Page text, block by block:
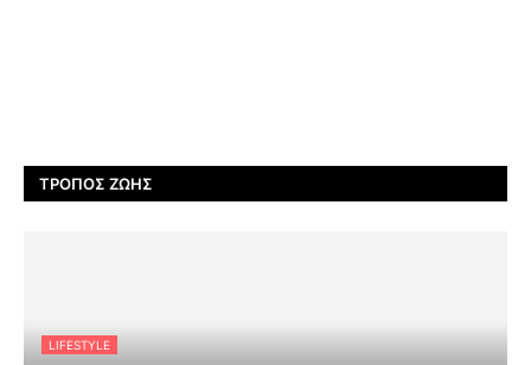
ΤΡΌΠΟΣ ΖΩΉΣ
LIFESTYLE